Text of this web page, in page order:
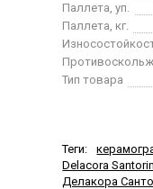
Паллета, уп.
Паллета, кг.
Тип товара
Теги:
Delacora
Делакора